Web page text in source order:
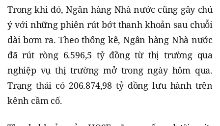
Trong khi đó, Ngân hàng Nhà nước cũng gây chú
ý với những phiên rút bớt thanh khoản sau chuỗi
dài bơm ra. Theo thống kê, Ngân hàng Nhà nước
đã rút ròng 6.596,5 tỷ đồng từ thị trường qua
nghiệp vụ thị trường mở trong ngày hôm qua.
Trạng thái có 206.874,98 tỷ đồng lưu hành trên
kênh cầm cố.